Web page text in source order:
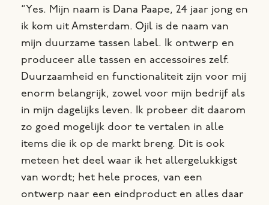
“Yes. Mijn naam is Dana Paape, 24 jaar jong en
ik kom uit Amsterdam. Ojil is de naam van
mijn duurzame tassen label. Ik ontwerp en
produceer alle tassen en accessoires zelf.
Duurzaamheid en functionaliteit zijn voor mij
enorm belangrijk, zowel voor mijn bedrijf als
in mijn dagelijks leven. Ik probeer dit daarom
zo goed mogelijk door te vertalen in alle
items die ik op de markt breng. Dit is ook
meteen het deel waar ik het allergelukkigst
van wordt; het hele proces, van een
ontwerp naar een eindproduct en alles daar